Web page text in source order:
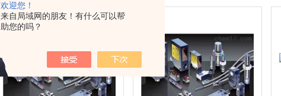
欢迎您！
来自局域网的朋友！有什么可以帮
助您的吗？